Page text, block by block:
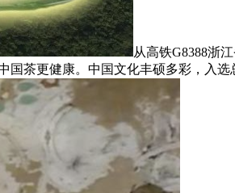
从高铁G8388浙
茶更健康。中国文化丰硕多彩，入选